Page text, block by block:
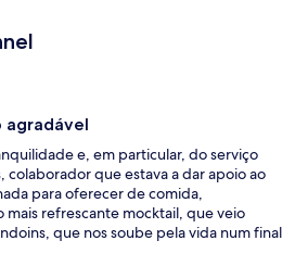
agradável
e, em particular, do serviço
colaborador que estava a dar apoio ao
para oferecer de comida,
mais refrescante mocktail, que veio
que nos soube pela vida num final
Muito obrigada pela simpatia e